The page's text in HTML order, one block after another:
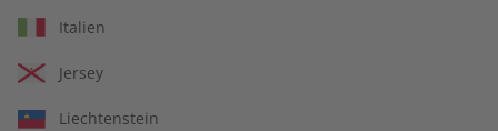
écoute Übungsheft
€ 69,90
Italien
Jersey
Liechtenstein